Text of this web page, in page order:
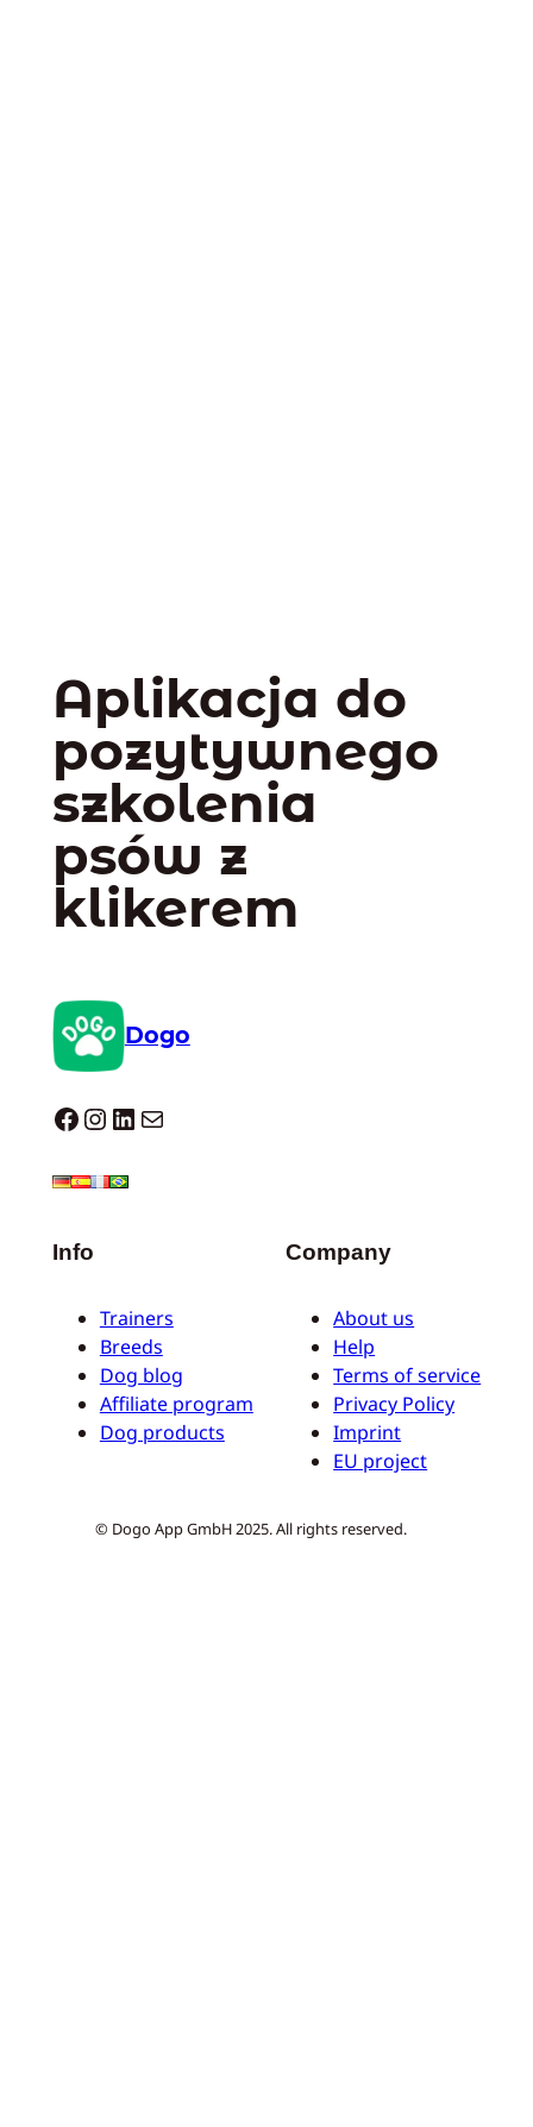
Aplikacja do
pozytywnego
szkolenia
psów z
klikerem
Dogo
Dogo facebook InstagramLinkedIn Mail
Info
Trainers
Breeds
Dog blog
Affiliate program
Dog products
Company
About us
Help
Terms of service
Privacy Policy
Imprint
EU project
© Dogo App GmbH 2025. All rights reserved.